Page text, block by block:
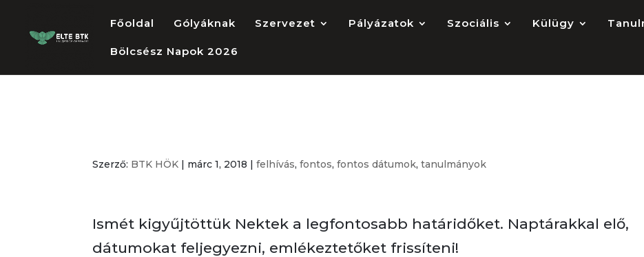
Főoldal Gólyáknak Szervezet Pályázatok Szociális Külügy
Bölcsész Napok 2026
Szerző: BTK HÖK | márc 1, 2018 |felhívás,fontos,fontos dátumok,tanulmányok
Ismét kigyűjtöttük Nektek a legfontosabb határidőket. Naptárakkal elő,
dátumokat feljegyezni, emlékeztetőket frissíteni!